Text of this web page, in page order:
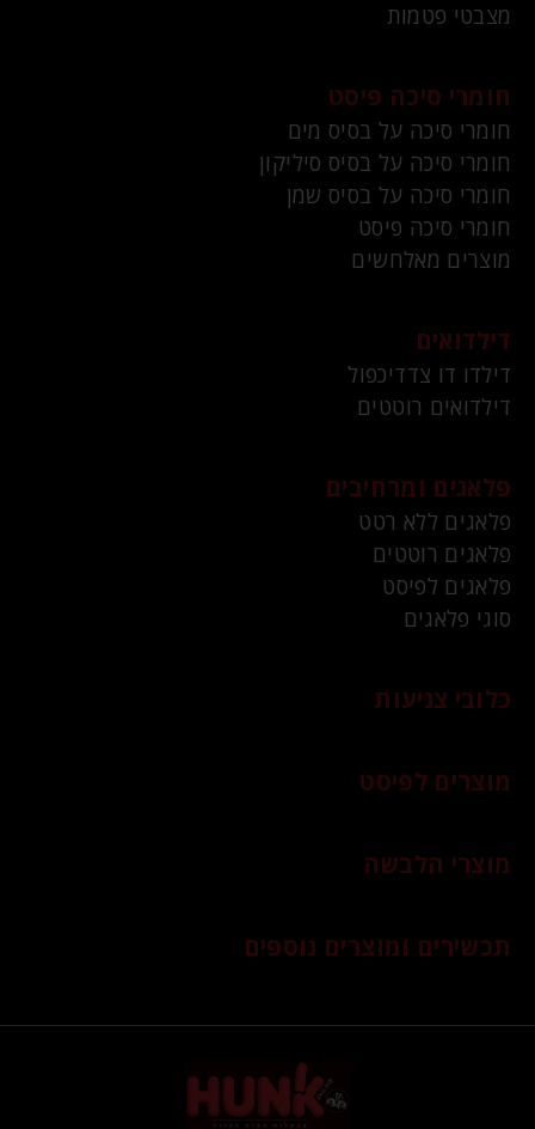
מצבטי פטמות
חומרי סיכה פיסט
חומרי סיכה על בסיס מים
חומרי סיכה על בסיס סיליקון
חומרי סיכה על בסיס שמן
חומרי סיכה פיסט
מוצרים מאלחשים
דילדואים
דילדו דו צדדיכפול
דילדואים רוטטים
פלאגים ומרחיבים
פלאגים ללא רטט
פלאגים רוטטים
פלאגים לפיסט
סוגי פלאגים
כלובי צניעות
מוצרים לפיסט
מוצרי הלבשה
תכשירים ומוצרים נוספים